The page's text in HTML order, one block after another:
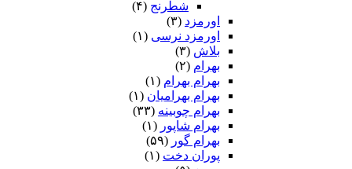
شطرنج (۴)
اورمزد (۳)
اورمزد نرسى‏ (۱)
بلاش (۳)
بهرام (۲)
بهرام بهرام (۱)
بهرام بهرامیان‏ (۱)
بهرام چوبینه (۳۳)
بهرام شاپور (۱)
بهرام گور (۵۹)
پوران دخت (۱)